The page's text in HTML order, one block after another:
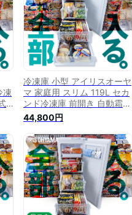
凍
大
冷凍庫 小型 アイリスオーヤ
マ 家庭用 スリム 119L セカ
ンド冷凍庫 前開き 自動霜取
り 家庭用 ファン式 省エネ
静音 スリム 急冷 フリーザ
ー ストッカー 庫内灯 業務
用 霜取り不要 お手入れ簡単
大容量 ホワイト IUSN-12A-
W [★[amz]
44,800円